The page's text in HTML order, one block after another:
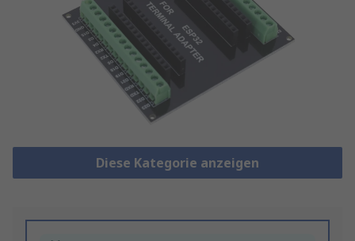
Diese Kategorie anzeigen